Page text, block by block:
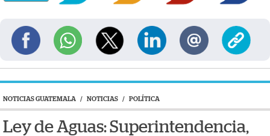
NOTICIAS GUATEMALA / NOTICIAS / POLÍTICA
Ley de Aguas: Superintendencia,